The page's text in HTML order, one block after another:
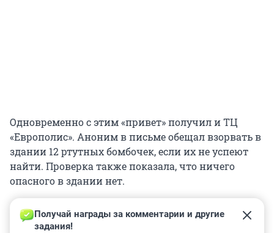
Одновременно с этим «привет» получил и ТЦ
«Европолис». Аноним в письме обещал взорвать в
здании 12 ртутных бомбочек, если их не успеют
найти. Проверка также показала, что ничего
опасного в здании нет.
Получай награды за комментарии и другие
задания!